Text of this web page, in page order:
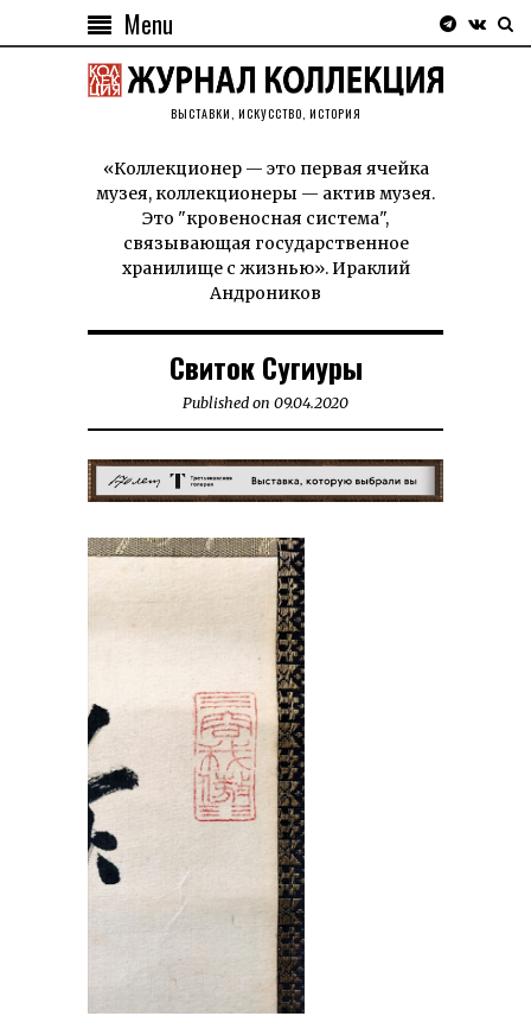
Menu
ВЫСТАВКИ, ИСКУССТВО, ИСТОРИЯ
«Коллекционер — это первая ячейка
музея, коллекционеры — актив музея.
Это "кровеносная система",
связывающая государственное
хранилище с жизнью». Ираклий
Андроников
Свиток Сугиуры
Published on 09.04.2020